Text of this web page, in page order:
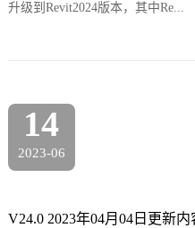
升级到Revit2024版本，其中Re...
14
2023-06
V24.0 2023年04月04日更新内